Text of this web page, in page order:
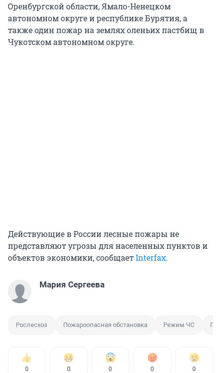
Оренбургской области, Ямало-Ненецком
автономном округе и республике Бурятия, а
также один пожар на землях оленьих пастбищ в
Чукотском автономном округе.
Действующие в России лесные пожары не
представляют угрозы для населенных пунктов и
объектов экономики, сообщаетInterfax.
Мария Сергеева
Рослесхоз Пожароопасная обстановка Режим ЧС
0 0 0 0 0